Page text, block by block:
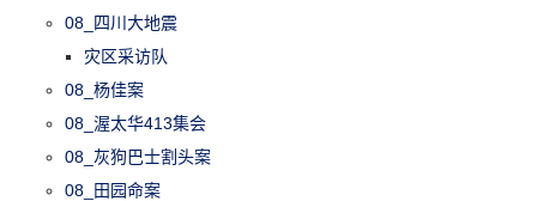
08_四川大地震
灾区采访队
08_杨佳案
08_渥太华413集会
08_灰狗巴士割头案
08_田园命案